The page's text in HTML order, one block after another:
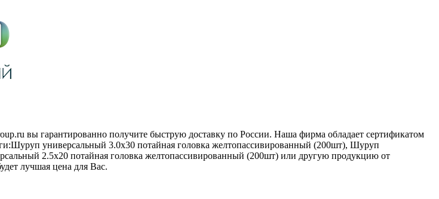
вы гарантированно получите быструю доставку по России. Наша фирма обладает сертификатом
универсальный 3.0х30 потайная головка желтопассивированный (200шт), Шуруп
2.5х20 потайная головка желтопассивированный (200шт) или другую продукцию от
лучшая цена для Вас.